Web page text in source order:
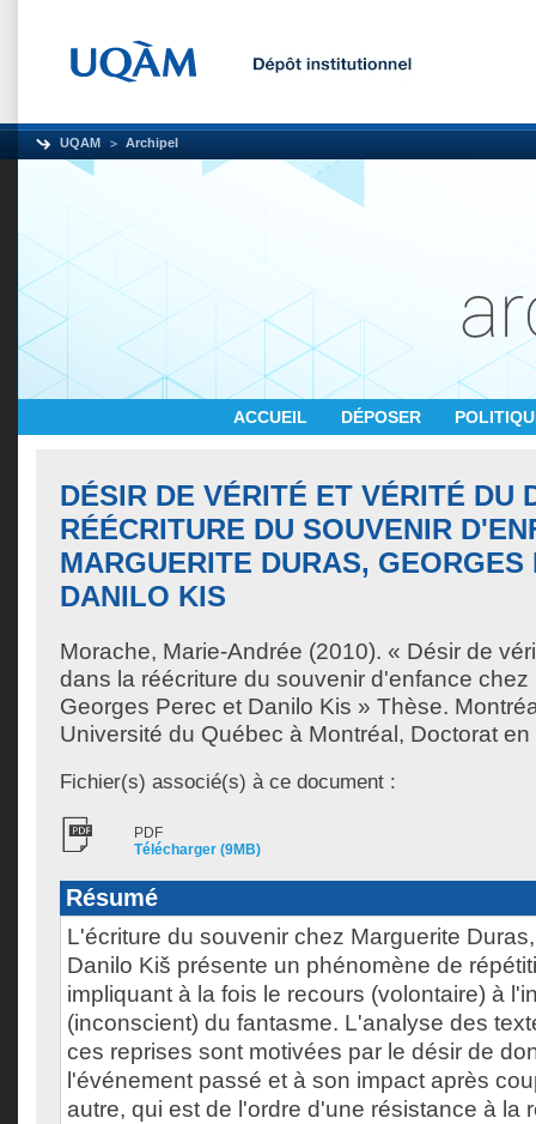
UQAM Archipel
ACCUEIL DÉPOSER
DÉSIR DE VÉRITÉ ET VÉRITÉ DU
RÉÉCRITURE DU SOUVENIR
MARGUERITE DURAS, GEORGES
DANILO KIS
Morache, Marie-Andrée (2010). « Désir de
dans la réécriture du souvenir d'enfance chez
Georges Perec et Danilo Kis » Thèse.
Université du Québec à Montréal, Doctorat
Fichier(s) associé(s) à ce document :
PDF
Télécharger (9MB)
Résumé
L'écriture du souvenir chez Marguerite
Danilo Kiš présente un phénomène de
impliquant à la fois le recours (volontaire) à
(inconscient) du fantasme. L'analyse des
ces reprises sont motivées par le désir de
l'événement passé et à son impact après
autre, qui est de l'ordre d'une résistance à la